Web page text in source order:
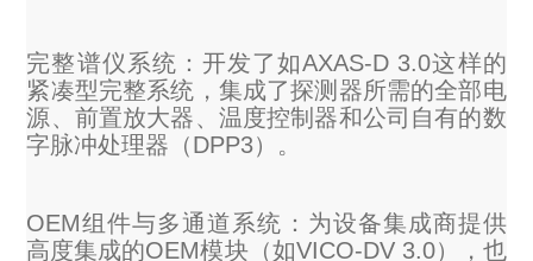
完整谱仪系统：开发了如AXAS-D 3.0这样的
紧凑型完整系统，集成了探测器所需的全部电
源、前置放大器、温度控制器和公司自有的数
字脉冲处理器（DPP3）。
OEM组件与多通道系统：为设备集成商提供
高度集成的OEM模块（如VICO-DV 3.0），也